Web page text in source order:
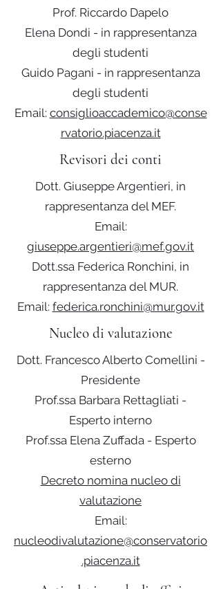
Prof. Riccardo Dapelo
Elena Dondi - in rappresentanza
degli studenti
Guido Pagani - in rappresentanza
degli studenti
Email: consiglioaccademico@conse
rvatorio.piacenza.it
Revisori dei conti
Dott. Giuseppe Argentieri, in
rappresentanza del MEF.
Email:
giuseppe.argentieri@mef.gov.it
Dott.ssa Federica Ronchini, in
rappresentanza del MUR.
Email: federica.ronchini@mur.gov.it
Nucleo di valutazione
Dott. Francesco Alberto Comellini -
Presidente
Prof.ssa Barbara Rettagliati -
Esperto interno
Prof.ssa Elena Zuffada - Esperto
esterno
Decreto nomina nucleo di
valutazione
Email:
nucleodivalutazione@conservatorio
.piacenza.it